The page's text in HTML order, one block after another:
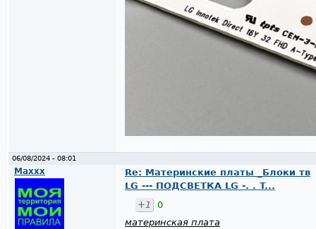
06/08/2024 - 08:01
Maxxx
Re: Материнские платы _Блоки тв
LG --- ПОДСВЕТКА LG -. . T...
+1
0
материнская плата